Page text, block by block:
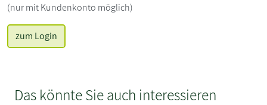
(nur mit Kundenkonto möglich)
zum Login
Das könnte Sie auch interessieren